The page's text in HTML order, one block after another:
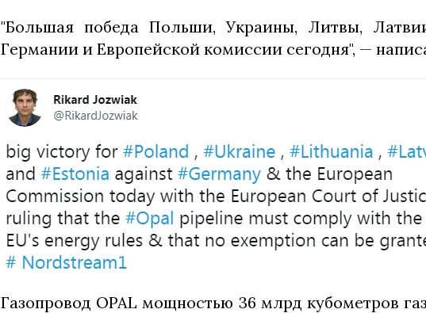
"Большая победа Польши, Украины, Литвы,
Германии и Европейской комиссии сегодня", —
Газопровод OPAL мощностью 36 млрд кубометров